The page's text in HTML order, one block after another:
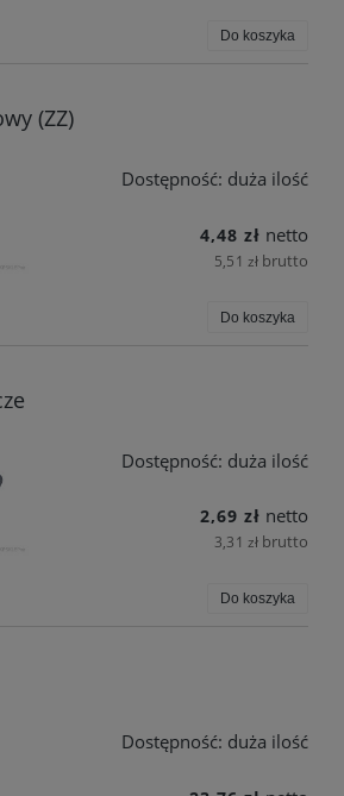
Do koszyka
(ZZ)
Dostępność: duża ilość
4,48 zł netto
5,51 zł brutto
Do koszyka
Dostępność: duża ilość
2,69 zł netto
3,31 zł brutto
Do koszyka
Dostępność: duża ilość